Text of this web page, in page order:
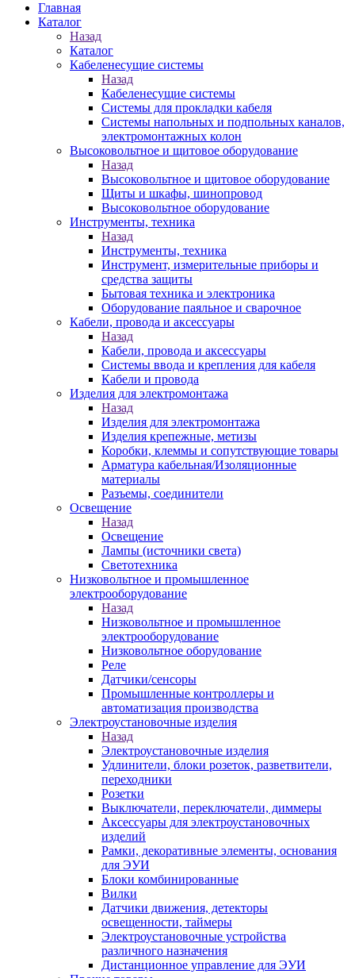
Главная
Каталог
Назад
Каталог
Кабеленесущие системы
Назад
Кабеленесущие системы
Системы для прокладки кабеля
Системы напольных и подпольных каналов,
электромонтажных колон
Высоковольтное и щитовое оборудование
Назад
Высоковольтное и щитовое оборудование
Щиты и шкафы, шинопровод
Высоковольтное оборудование
Инструменты, техника
Назад
Инструменты, техника
Инструмент, измерительные приборы и
средства защиты
Бытовая техника и электроника
Оборудование паяльное и сварочное
Кабели, провода и аксессуары
Назад
Кабели, провода и аксессуары
Системы ввода и крепления для кабеля
Кабели и провода
Изделия для электромонтажа
Назад
Изделия для электромонтажа
Изделия крепежные, метизы
Коробки, клеммы и сопутствующие товары
Арматура кабельная/Изоляционные
материалы
Разъемы, соединители
Освещение
Назад
Освещение
Лампы (источники света)
Светотехника
Низковольтное и промышленное
электрооборудование
Назад
Низковольтное и промышленное
электрооборудование
Низковольтное оборудование
Реле
Датчики/сенсоры
Промышленные контроллеры и
автоматизация производства
Электроустановочные изделия
Назад
Электроустановочные изделия
Удлинители, блоки розеток, разветвители,
переходники
Розетки
Выключатели, переключатели, диммеры
Аксессуары для электроустановочных
изделий
Рамки, декоративные элементы, основания
для ЭУИ
Блоки комбинированные
Вилки
Датчики движения, детекторы
освещенности, таймеры
Электроустановочные устройства
различного назначения
Дистанционное управление для ЭУИ